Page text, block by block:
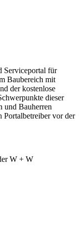
Serviceportal für
Baubereich mit
der kostenlose
dieser
und Bauherren
vor der
W + W